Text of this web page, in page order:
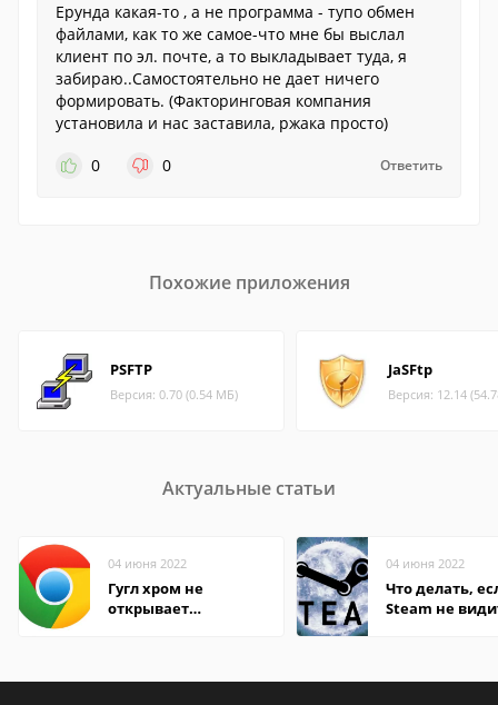
Ерунда какая-то , а не программа - тупо обмен
файлами, как то же самое-что мне бы выслал
клиент по эл. почте, а то выкладывает туда, я
забираю..Самостоятельно не дает ничего
формировать. (Факторинговая компания
установила и нас заставила, ржака просто)
0
0 Ответить
Похожие приложения
PSFTP
Версия: 0.70 (0.54 МБ)
JaSFtp
Версия: 12.14
Актуальные статьи
04 июня 2022
Гугл хром не
открывает
04 июня 2022
Что делать,
Steam не